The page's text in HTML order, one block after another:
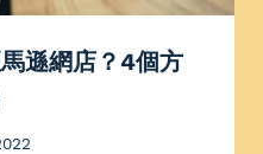
遜網店？4個方